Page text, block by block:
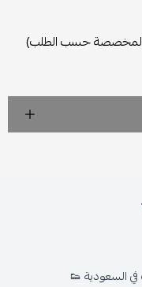
السعودية 👟